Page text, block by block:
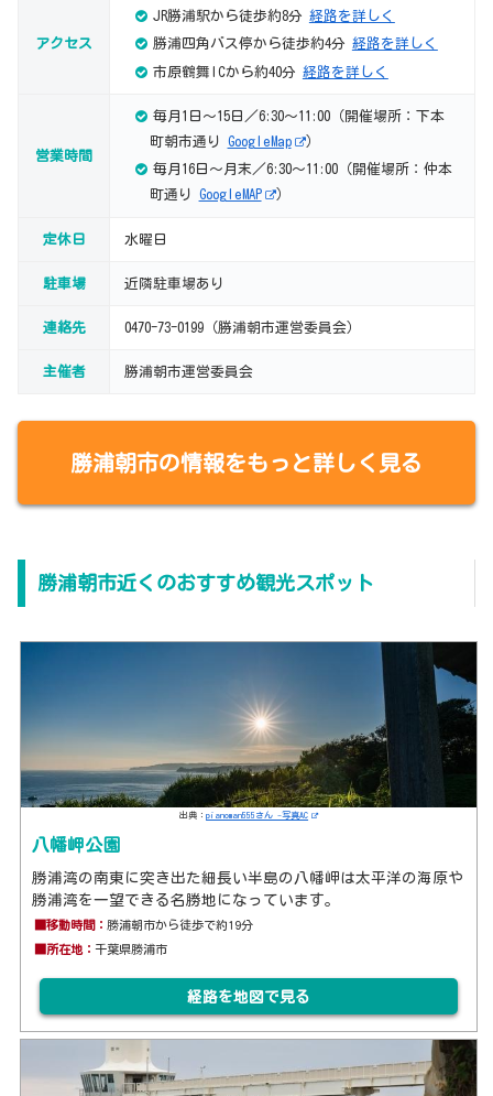
アクセス
JR勝浦駅から徒歩約8分 経路を詳しく
勝浦四角バス停から徒歩約4分 経路を詳しく
市原鶴舞ICから約40分 経路を詳しく
営業時間
毎月1日～15日／6:30～11:00（開催場所：下本
町朝市通り GoogleMap
）
毎月16日～月末／6:30～11:00（開催場所：仲本
町通り GoogleMAP ）
定休日 水曜日
駐車場 近隣駐車場あり
連絡先 0470-73-0199（勝浦朝市運営委員会）
主催者 勝浦朝市運営委員会
勝浦朝市の情報をもっと詳しく見る
勝浦朝市近くのおすすめ観光スポット
出典：pianoman555さん -写真AC
八幡岬公園
勝浦湾の南東に突き出た細長い半島の八幡岬は太平洋の海原や
勝浦湾を一望できる名勝地になっています。
■移動時間： 勝浦朝市から徒歩で約19分
■所在地：千葉県勝浦市
経路を地図で見る